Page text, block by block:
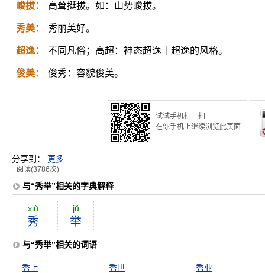
峻拔： 高耸挺拔。如：山势峻拔。
秀美： 秀丽美好。
超逸： 不同凡俗；高超：神态超逸｜超逸的风格。
俊美： 俊秀：容貌俊美。
试试手机扫一扫
在你手机上继续浏览此页面
分享到： 更多
阅读(3786次)
与“秀举”相关的字典解释
xiù
秀
jŭ
举
与“秀举”相关的词语
秀上 秀世
秀业